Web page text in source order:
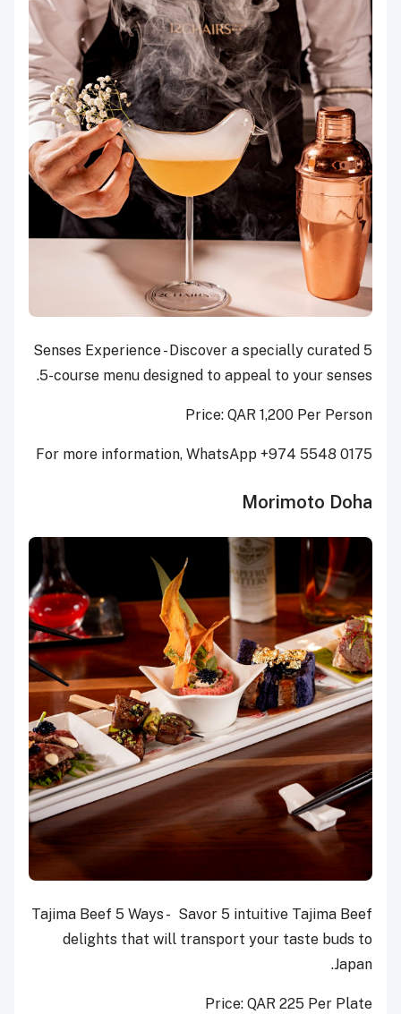
5 Senses Experience - Discover a specially curated
5-course menu designed to appeal to your senses.
Price: QAR 1,200 Per Person
For more information, WhatsApp +974 5548 0175
Morimoto Doha
Tajima Beef 5 Ways - Savor 5 intuitive Tajima Beef
delights that will transport your taste buds to
Japan.
Price: QAR 225 Per Plate